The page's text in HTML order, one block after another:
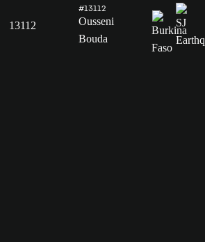
13112
#13112
Ousseni
Bouda